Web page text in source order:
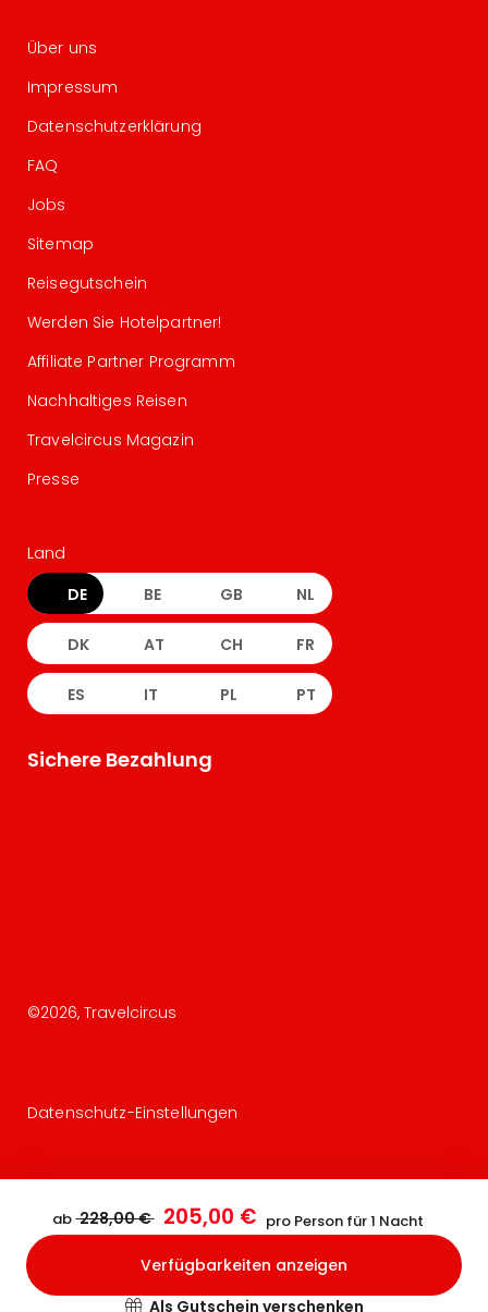
Bestätigen
ab 228,00 € 205,00 € pro Person für 1 Nacht
Verfügbarkeiten anzeigen
Als Gutschein verschenken
Über uns
Impressum
Datenschutzerklärung
FAQ
Jobs
Sitemap
Reisegutschein
Werden Sie Hotelpartner!
Affiliate Partner Programm
Nachhaltiges Reisen
Travelcircus Magazin
Presse
Land
DE BE GB NL
DK AT CH FR
ES IT PL PT
Sichere Bezahlung
©2026, Travelcircus
Datenschutz-Einstellungen